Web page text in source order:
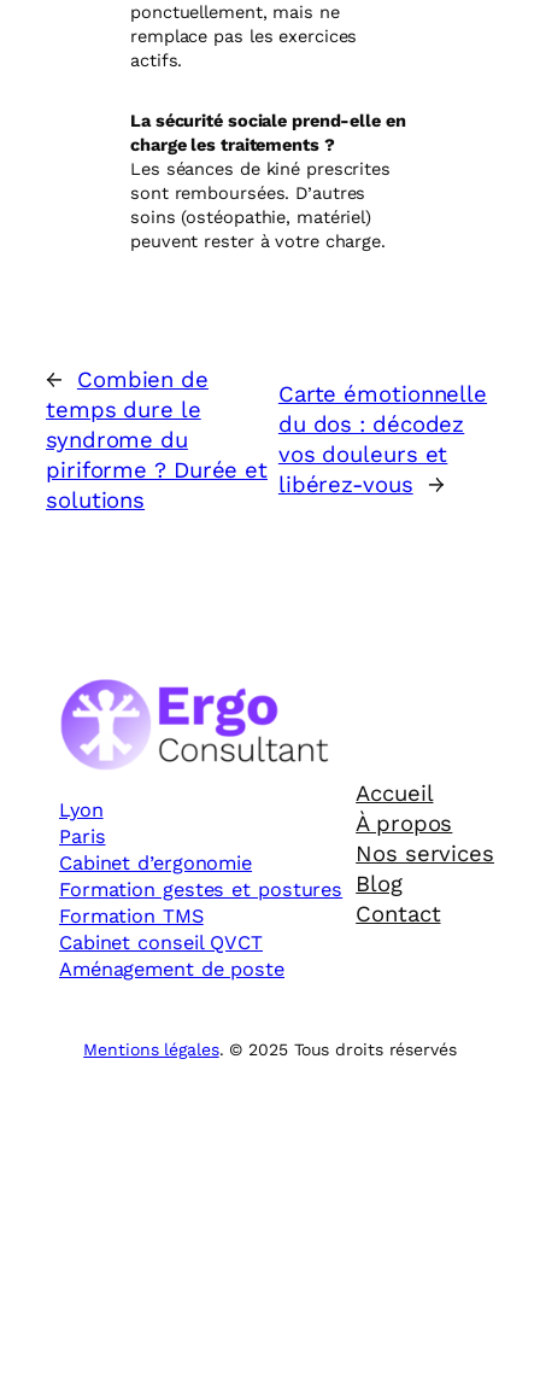
ponctuellement, mais ne
remplace pas les exercices
actifs.
La sécurité sociale prend-elle en
charge les traitements ?
Les séances de kiné prescrites
sont remboursées. D’autres
soins (ostéopathie, matériel)
peuvent rester à votre charge.
←
Combien de
temps dure le
syndrome du
piriforme ? Durée et
solutions
Carte émotionnelle
du dos : décodez
vos douleurs et
libérez-vous
→
Lyon
Paris
Cabinet d’ergonomie
Formation gestes et postures
Formation TMS
Cabinet conseil QVCT
Aménagement de poste
Accueil
À propos
Nos services
Blog
Contact
Mentions légales. © 2025 Tous droits réservés